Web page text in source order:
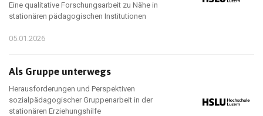
Eine qualitative Forschungsarbeit zu Nähe in
stationären pädagogischen Institutionen
05.01.2026
Als Gruppe unterwegs
Herausforderungen und Perspektiven
sozialpädagogischer Gruppenarbeit in der
stationären Erziehungshilfe